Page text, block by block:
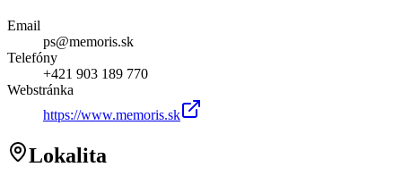
Email
ps@memoris.sk
Telefóny
+421 903 189 770
Webstránka
https://www.memoris.sk
Lokalita